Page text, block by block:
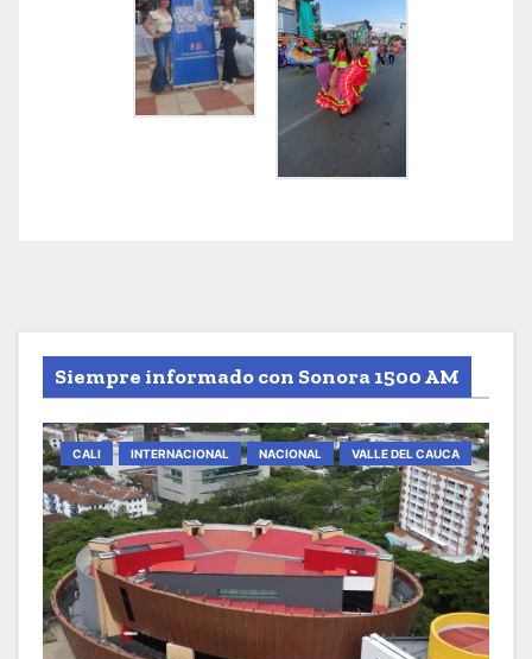
Siempre informado con Sonora 1500 AM
CALI INTERNACIONAL NACIONAL VALLE DEL CAUCA